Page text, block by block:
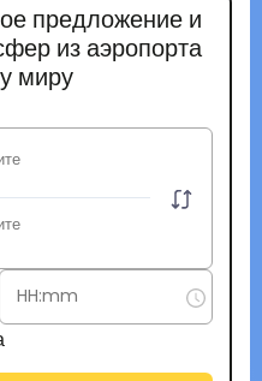
предложение и
из аэропорта
миру